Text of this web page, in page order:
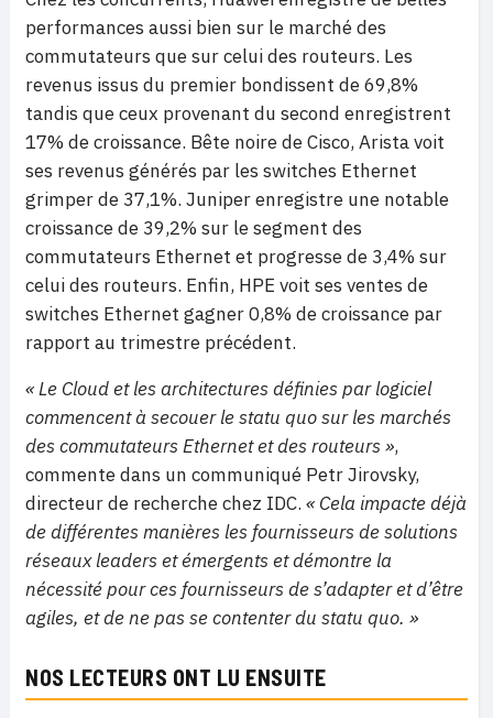
performances aussi bien sur le marché des
commutateurs que sur celui des routeurs. Les
revenus issus du premier bondissent de 69,8%
tandis que ceux provenant du second enregistrent
17% de croissance. Bête noire de Cisco, Arista voit
ses revenus générés par les switches Ethernet
grimper de 37,1%. Juniper enregistre une notable
croissance de 39,2% sur le segment des
commutateurs Ethernet et progresse de 3,4% sur
celui des routeurs. Enfin, HPE voit ses ventes de
switches Ethernet gagner 0,8% de croissance par
rapport au trimestre précédent.
« Le Cloud et les architectures définies par logiciel
commencent à secouer le statu quo sur les marchés
des commutateurs Ethernet et des routeurs »,
commente dans un communiqué Petr Jirovsky,
directeur de recherche chez IDC. « Cela impacte déjà
de différentes manières les fournisseurs de solutions
réseaux leaders et émergents et démontre la
nécessité pour ces fournisseurs de s’adapter et d’être
agiles, et de ne pas se contenter du statu quo. »
NOS LECTEURS ONT LU ENSUITE